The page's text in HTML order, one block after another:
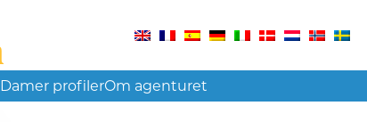
Damer profilerOm agenturet